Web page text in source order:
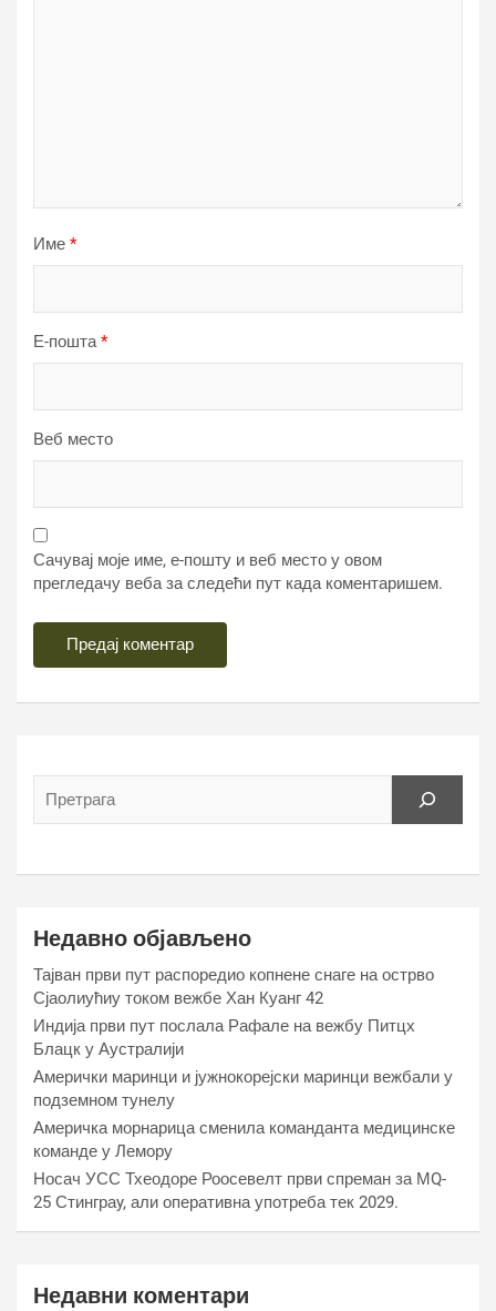
Име *
Е-пошта*
Веб место
Сачувај моје име, е-пошту и веб место у овом
прегледачу веба за следећи пут када коментаришем.
Недавно објављено
Тајван први пут распоредио копнене снаге на острво
Сјаолиућиу током вежбе Хан Куанг 42
Индија први пут послала Рафале на вежбу Питцх
Блацк у Аустралији
Амерички маринци и јужнокорејски маринци вежбали у
подземном тунелу
Америчка морнарица сменила команданта медицинске
команде у Лемору
Носач УСС Тхеодоре Роосевелт први спреман за МQ-
25 Стинграy, али оперативна употреба тек 2029.
Недавни коментари